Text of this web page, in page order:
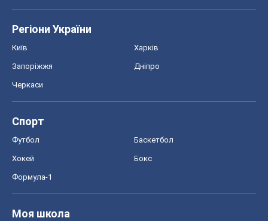
Регіони України
Київ Харків
Запоріжжя Дніпро
Черкаси
Спорт
Футбол Баскетбол
Хокей Бокс
Формула-1
Моя школа